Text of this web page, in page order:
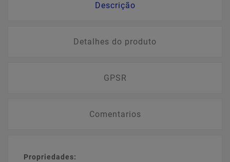
Descrição
Detalhes do produto
GPSR
Comentarios
Propriedades: